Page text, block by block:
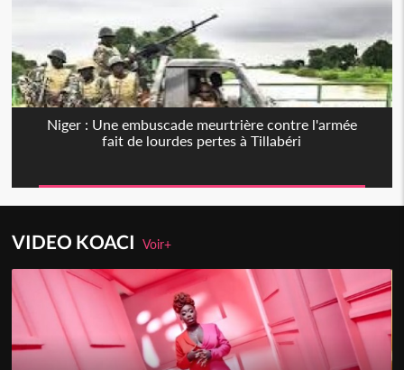
Niger : Une embuscade meurtrière contre l'armée
fait de lourdes pertes à Tillabéri
VIDEO KOACIVoir+